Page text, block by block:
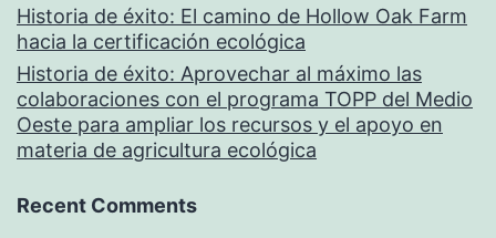
Historia de éxito: El camino de Hollow Oak Farm
hacia la certificación ecológica
Historia de éxito: Aprovechar al máximo las
colaboraciones con el programa TOPP del Medio
Oeste para ampliar los recursos y el apoyo en
materia de agricultura ecológica
Recent Comments